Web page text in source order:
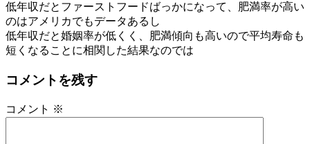
低年収だとファーストフードばっかになって、肥満率が高い
のはアメリカでもデータあるし
低年収だと婚姻率が低くく、肥満傾向も高いので平均寿命も
短くなることに相関した結果なのでは
コメントを残す
コメント ※